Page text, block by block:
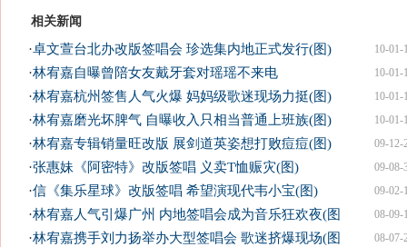
相关新闻
10-01-
·卓文萱台北办改版签唱会 珍选集内地正式发行(图)
10-01-
·林宥嘉自曝曾陪女友戴牙套对瑶瑶不来电
10-01-
·林宥嘉杭州签售人气火爆 妈妈级歌迷现场力挺(图)
10-01-
·林宥嘉磨光坏脾气 自曝收入只相当普通上班族(图)
09-12-
·林宥嘉专辑销量旺改版 展剑道英姿想打败痘痘(图)
09-08-
·张惠妹《阿密特》改版签唱 义卖T恤赈灾(图)
09-02-
·信《集乐星球》改版签唱 希望演现代韦小宝(图)
08-09-
·林宥嘉人气引爆广州 内地签唱会成为音乐狂欢夜(图
08-07-
·林宥嘉携手刘力扬举办大型签唱会 歌迷挤爆现场(图